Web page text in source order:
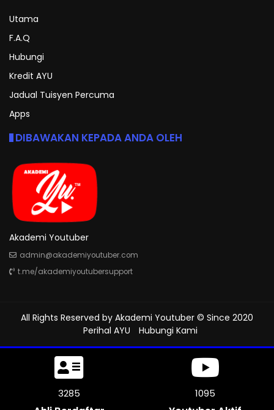
Utama
F.A.Q
Hubungi
Kredit AYU
Jadual Tuisyen Percuma
Apps
DIBAWAKAN KEPADA ANDA OLEH
Akademi Youtuber
admin@akademiyoutuber.com
t.me/akademiyoutubersupport
All Rights Reserved by Akademi Youtuber © Since 2020
Perihal AYU
Hubungi Kami
3657 1219